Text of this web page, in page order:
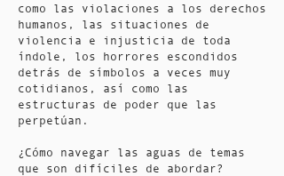
como las violaciones a los derechos
humanos, las situaciones de
violencia e injusticia de toda
índole, los horrores escondidos
detrás de símbolos a veces muy
cotidianos, así como las
estructuras de poder que las
perpetúan.
¿Cómo navegar las aguas de temas
que son difíciles de abordar?